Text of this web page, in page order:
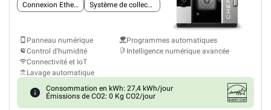
Connexion Ethernet intégrée
Système de collecte des graisses
Panneau numérique
Control d'humidité
Connectivité et IoT
Lavage automatique
Programmes automatiques
Intelligence numérique avancée
Consommation en kWh: 27,4 kWh/jour
Émissions de CO2: 0 Kg CO2/jour